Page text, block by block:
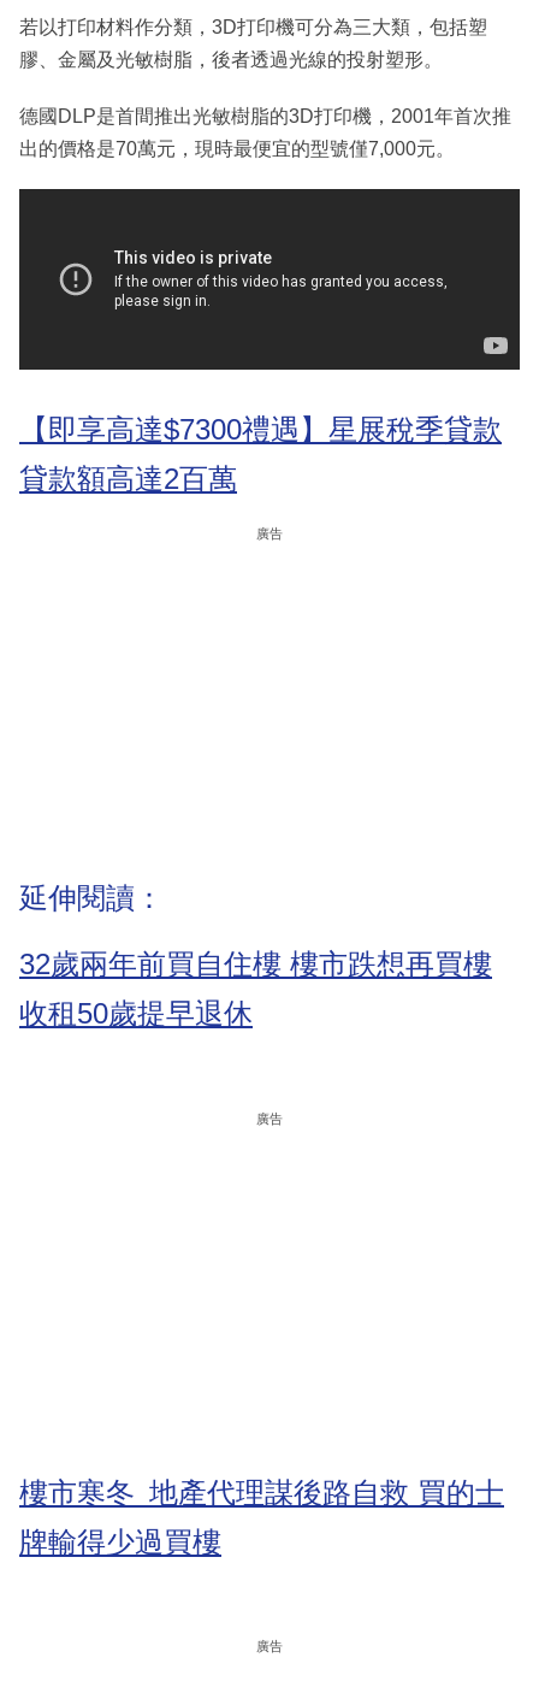
若以打印材料作分類，3D打印機可分為三大類，包括塑
膠、金屬及光敏樹脂，後者透過光線的投射塑形。
德國DLP是首間推出光敏樹脂的3D打印機，2001年首次推
出的價格是70萬元，現時最便宜的型號僅7,000元。
【即享高達$7300禮遇】星展稅季貸款
貸款額高達2百萬
廣告
延伸閱讀：
32歲兩年前買自住樓 樓市跌想再買樓
收租50歲提早退休
廣告
樓市寒冬 地產代理謀後路自救 買的士
牌輸得少過買樓
廣告